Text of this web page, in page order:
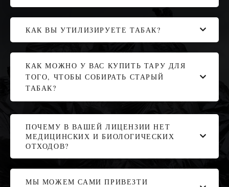
КАК ВЫ УТИЛИЗИРУЕТЕ ТАБАК?
КАК МОЖНО У ВАС КУПИТЬ ТАРУ ДЛЯ
ТОГО, ЧТОБЫ СОБИРАТЬ СТАРЫЙ
ТАБАК?
ПОЧЕМУ В ВАШЕЙ ЛИЦЕНЗИИ НЕТ
МЕДИЦИНСКИХ И БИОЛОГИЧЕСКИХ
ОТХОДОВ?
МЫ МОЖЕМ САМИ ПРИВЕЗТИ